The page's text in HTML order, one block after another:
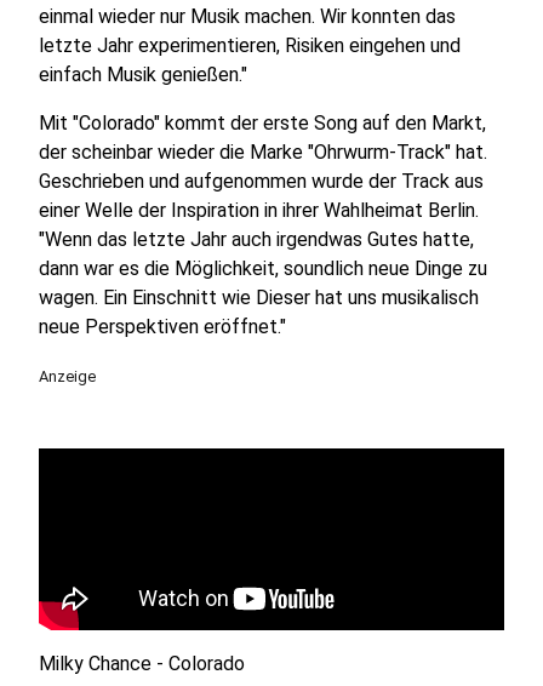
einmal wieder nur Musik machen. Wir konnten das
letzte Jahr experimentieren, Risiken eingehen und
einfach Musik genießen."
Mit "Colorado" kommt der erste Song auf den Markt,
der scheinbar wieder die Marke "Ohrwurm-Track" hat.
Geschrieben und aufgenommen wurde der Track aus
einer Welle der Inspiration in ihrer Wahlheimat Berlin.
"Wenn das letzte Jahr auch irgendwas Gutes hatte,
dann war es die Möglichkeit, soundlich neue Dinge zu
wagen. Ein Einschnitt wie Dieser hat uns musikalisch
neue Perspektiven eröffnet."
Anzeige
Milky Chance - Colorado